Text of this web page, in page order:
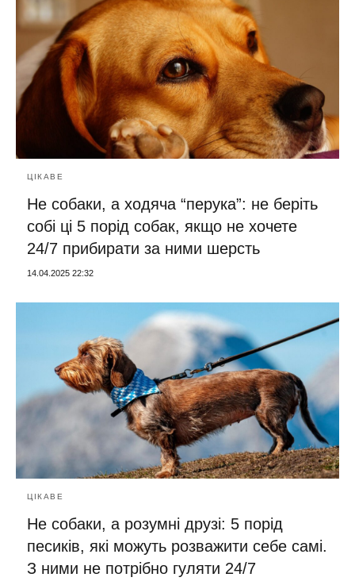
ЦІКАВЕ
Не собаки, а ходяча “перука”: не беріть
собі ці 5 порід собак, якщо не хочете
24/7 прибирати за ними шерсть
14.04.2025 22:32
ЦІКАВЕ
Не собаки, а розумні друзі: 5 порід
песиків, які можуть розважити себе самі.
З ними не потрібно гуляти 24/7